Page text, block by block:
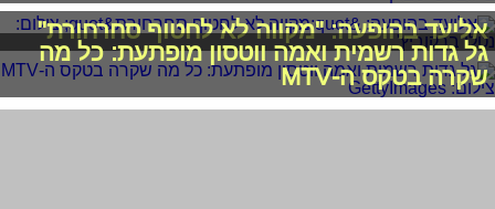
אליעד בהופעה: "מקווה לא לחטוף סחרחורת"
גל גדות רשמית ואמה ווטסון מופתעת: כל מה
שקרה בטקס ה-MTV